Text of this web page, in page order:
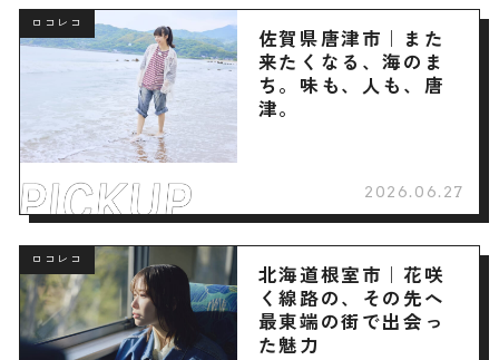
ロコレコ
佐賀県唐津市｜また
来たくなる、海のま
ち。味も、人も、唐
津。
2026.06.27
ロコレコ
北海道根室市｜花咲
く線路の、その先へ
最東端の街で出会っ
た魅力